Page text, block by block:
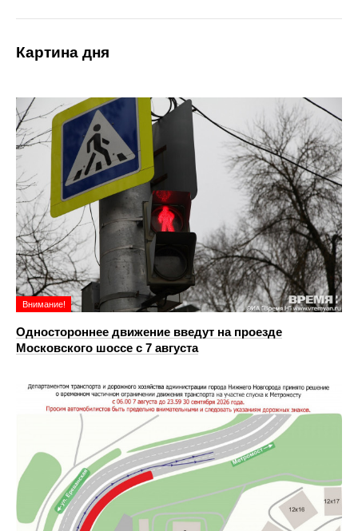
Картина дня
Внимание!
Одностороннее движение введут на проезде
Московского шоссе с 7 августа